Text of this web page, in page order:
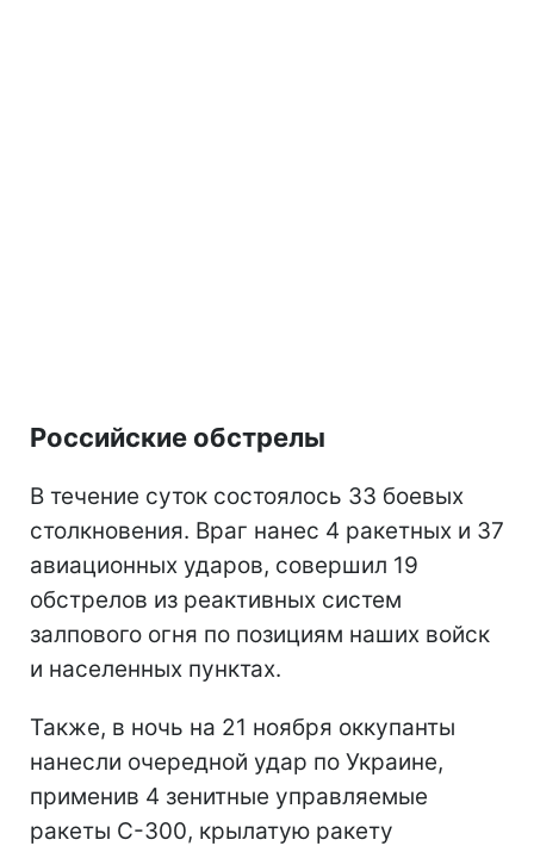
Российские обстрелы
В течение суток состоялось 33 боевых
столкновения. Враг нанес 4 ракетных и 37
авиационных ударов, совершил 19
обстрелов из реактивных систем
залпового огня по позициям наших войск
и населенных пунктах.
Также, в ночь на 21 ноября оккупанты
нанесли очередной удар по Украине,
применив 4 зенитные управляемые
ракеты С-300, крылатую ракету